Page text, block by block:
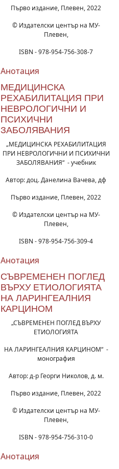
Първо издание, Плевен, 2022
© Издателски център на МУ-
Плевен,
ISBN - 978-954-756-308-7
Анотация
МЕДИЦИНСКА
РЕХАБИЛИТАЦИЯ ПРИ
НЕВРОЛОГИЧНИ И
ПСИХИЧНИ
ЗАБОЛЯВАНИЯ
„МЕДИЦИНСКА РЕХАБИЛИТАЦИЯ
ПРИ НЕВРОЛОГИЧНИ И ПСИХИЧНИ
ЗАБОЛЯВАНИЯ“ - учебник
Автор: доц. Данелина Вачева, дф
Първо издание, Плевен, 2022
© Издателски център на МУ-
Плевен,
ISBN - 978-954-756-309-4
Анотация
СЪВРЕМЕНЕН ПОГЛЕД
ВЪРХУ ЕТИОЛОГИЯТА
НА ЛАРИНГЕАЛНИЯ
КАРЦИНОМ
„СЪВРЕМЕНЕН ПОГЛЕД ВЪРХУ
ЕТИОЛОГИЯТА
НА ЛАРИНГЕАЛНИЯ КАРЦИНОМ“ -
монография
Автор: д-р Георги Николов, д. м.
Първо издание, Плевен, 2022
© Издателски център на МУ-
Плевен,
ISBN - 978-954-756-310-0
Анотация